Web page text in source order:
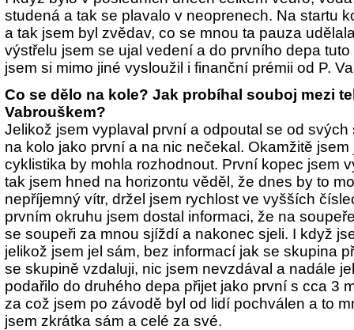
studená a tak se plavalo v neoprenech. Na startu
a tak jsem byl zvědav, co se mnou ta pauza
výstřelu jsem se ujal vedení a do prvního depa
jsem si mimo jiné vysloužil i finanční prémii od P.
Co se dělo na kole? Jak probíhal souboj mezi
Vabrouškem?
Jelikož jsem vyplaval první a odpoutal se od
na kolo jako první a na nic nečekal. Okamžitě
cyklistika by mohla rozhodnout. První kopec jsem
tak jsem hned na horizontu věděl, že dnes by to
nepříjemný vítr, držel jsem rychlost ve vyšších
prvním okruhu jsem dostal informaci, že na
se soupeři za mnou sjíždí a nakonec sjeli. I když
jelikož jsem jel sám, bez informací jak se skupina
se skupině vzdaluji, nic jsem nevzdával a nadále
podařilo do druhého depa přijet jako první s cca 3
za což jsem po závodě byl od lidí pochválen a to
jsem zkrátka sám a celé za své.